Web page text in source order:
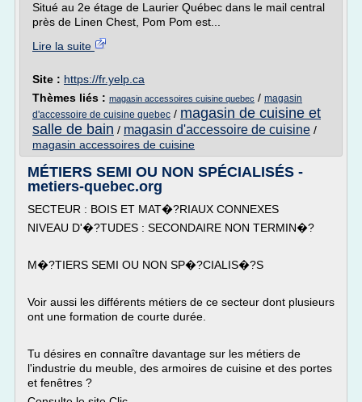
Situé au 2e étage de Laurier Québec dans le mail central
près de Linen Chest, Pom Pom est...
Lire la suite
Site : https://fr.yelp.ca
Thèmes liés : magasin accessoires cuisine quebec / magasin
d'accessoire de cuisine quebec / magasin de cuisine et
salle de bain / magasin d'accessoire de cuisine /
magasin accessoires de cuisine
MÉTIERS SEMI OU NON SPÉCIALISÉS -
metiers-quebec.org
SECTEUR : BOIS ET MAT�?RIAUX CONNEXES
NIVEAU D'�?TUDES : SECONDAIRE NON TERMIN�?
M�?TIERS SEMI OU NON SP�?CIALIS�?S
Voir aussi les différents métiers de ce secteur dont plusieurs
ont une formation de courte durée.
Tu désires en connaître davantage sur les métiers de
l'industrie du meuble, des armoires de cuisine et des portes
et fenêtres ?